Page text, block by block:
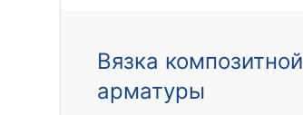
Вязка композитной
арматуры